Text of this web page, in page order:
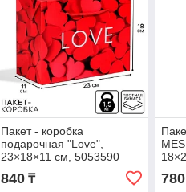
Пакет - коробка
подарочная "Love",
23×18×11 см, 5053590
840₸ 780